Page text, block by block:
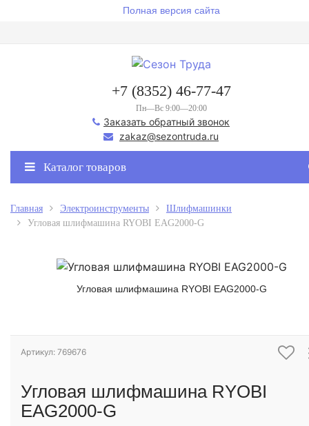
Полная версия сайта
+7 (8352) 46-77-47
Пн—Вс 9:00—20:00
Заказать обратный звонок
zakaz@sezontruda.ru
Каталог товаров
Главная Электроинструменты
Шлифмашинки
Угловая шлифмашина RYOBI EAG2000-G
Угловая шлифмашина RYOBI EAG2000-G
Артикул: 769676
Угловая шлифмашина RYOBI
EAG2000-G